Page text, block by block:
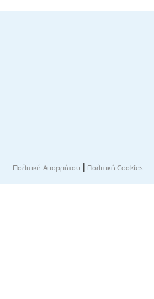
Πολιτική Απορρήτου | Πολιτική Cookies